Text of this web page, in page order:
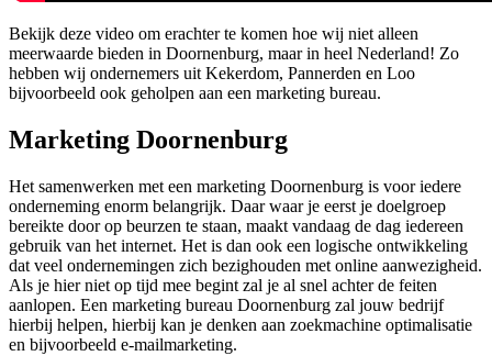
Bekijk deze video om erachter te komen hoe wij niet alleen
meerwaarde bieden in Doornenburg, maar in heel Nederland! Zo
hebben wij ondernemers uit Kekerdom, Pannerden en Loo
bijvoorbeeld ook geholpen aan een marketing bureau.
Marketing Doornenburg
Het samenwerken met een marketing Doornenburg is voor iedere
onderneming enorm belangrijk. Daar waar je eerst je doelgroep
bereikte door op beurzen te staan, maakt vandaag de dag iedereen
gebruik van het internet. Het is dan ook een logische ontwikkeling
dat veel ondernemingen zich bezighouden met online aanwezigheid.
Als je hier niet op tijd mee begint zal je al snel achter de feiten
aanlopen. Een marketing bureau Doornenburg zal jouw bedrijf
hierbij helpen, hierbij kan je denken aan zoekmachine optimalisatie
en bijvoorbeeld e-mailmarketing.